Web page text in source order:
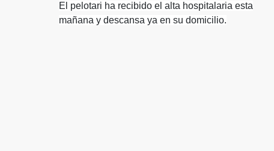
El pelotari ha recibido el alta hospitalaria esta
mañana y descansa ya en su domicilio.